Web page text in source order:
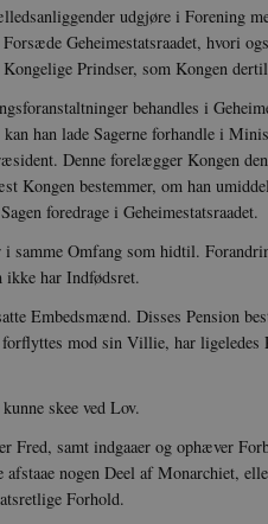
udgjøre i Forening
Geheimestatsraadet, hvori
Prindser, som Kongen
be­handles i
han lade Sagerne forhandle i
Denne forelægger Kongen
Kongen bestem­mer, om han
foredrage i Geheimestatsraadet.
samme Omfang som hidtil.
ikke har Indfødsret.
Embedsmænd. Disses Pension
forflyttes mod sin Villie, har
skee ved Lov.
samt indgaaer og ophæver
nogen Deel af Monarchiet,
Forhold.
Hjemmesiden kan ikke
Navn
be_typo_user
sp_t
sp_landing
JSESSIONID
CookieScriptConsent
__cf_bm